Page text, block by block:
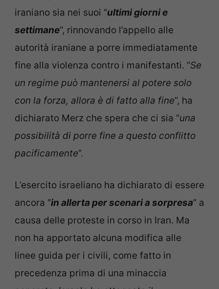
iraniano sia nei suoi “ultimi giorni e
settimane“, rinnovando l’appello alle
autorità iraniane a porre immediatamente
fine alla violenza contro i manifestanti. “Se
un regime può mantenersi al potere solo
con la forza, allora è di fatto alla fine“, ha
dichiarato Merz che spera che ci sia “una
possibilità di porre fine a questo conflitto
pacificamente”.
L’esercito israeliano ha dichiarato di essere
ancora “in allerta per scenari a sorpresa” a
causa delle proteste in corso in Iran. Ma
non ha apportato alcuna modifica alle
linee guida per i civili, come fatto in
precedenza prima di una minaccia